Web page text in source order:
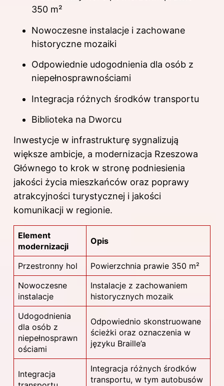
350 m²
Nowoczesne instalacje i zachowane
historyczne mozaiki
Odpowiednie udogodnienia dla osób z
niepełnosprawnościami
Integracja różnych środków transportu
Biblioteka na Dworcu
Inwestycje w infrastrukturę sygnalizują
większe ambicje, a modernizacja Rzeszowa
Głównego to krok w stronę podniesienia
jakości życia mieszkańców oraz poprawy
atrakcyjności turystycznej i jakości
komunikacji w regionie.
Element
modernizacji
Opis
Przestronny hol
Powierzchnia prawie 350 m²
Nowoczesne
instalacje
Instalacje z zachowaniem
historycznych mozaik
Udogodnienia
dla osób z
niepełnosprawn
ościami
Odpowiednio skonstruowane
ścieżki oraz oznaczenia w
języku Braille’a
Integracja
Integracja różnych środków
transportu, w tym autobusów